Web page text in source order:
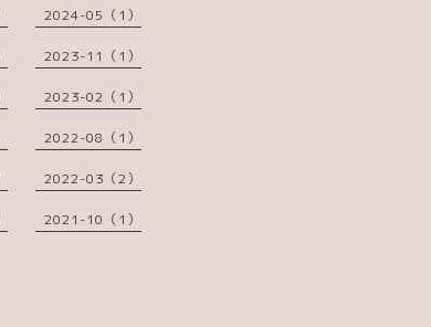
2024-05（1）
2023-11（1）
2023-02（1）
2022-08（1）
2022-03（2）
2021-10（1）